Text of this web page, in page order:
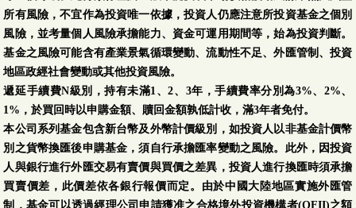
所有風險，不宜作為投資唯一依據，投資人仍應注意所投資基金之個別
風險，並考量個人風險承擔能力、資金可運用期間等，始為投資判斷。
基金之風險可能含有產業景氣循環變動、流動性不足、外匯管制、投資
地區政經社會變動或其他投資風險。
遞延手續費N級別，持有未滿1、2、3年，手續費率分別為3%、2%、
1%，於買回時以申購金額、贖回金額孰低計收，滿3年者免付。
本公司系列基金包含新台幣及外幣計價級別，如投資人以非基金計價幣
別之貨幣換匯後申購基金，須自行承擔匯率變動之風險。此外，因投資
人與銀行進行外匯交易有賣價與買價之差異，投資人進行換匯時須承擔
買賣價差，此價差依各銀行報價而定。由於中國大陸地區實施外匯管
制，基金可以透過經理公司申請獲准之合格境外投資機構者(QFII)之額